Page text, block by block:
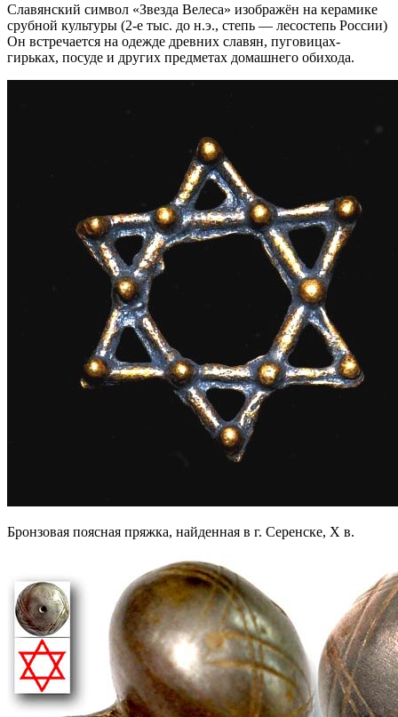
Славянский символ «Звезда Велеса» изображён на керамике
срубной культуры (2-е тыс. до н.э., степь — лесостепь России)
Он встречается на одежде древних славян, пуговицах-
гирьках, посуде и других предметах домашнего обихода.
Бронзовая поясная пряжка, найденная в г. Серенске, X в.